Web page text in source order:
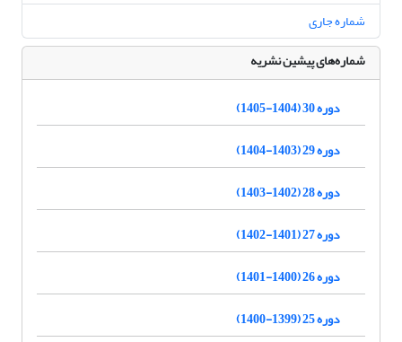
شماره جاری
شماره‌های پیشین نشریه
دوره 30 (1404-1405)
دوره 29 (1403-1404)
دوره 28 (1402-1403)
دوره 27 (1401-1402)
دوره 26 (1400-1401)
دوره 25 (1399-1400)